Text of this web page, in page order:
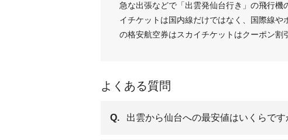
急な出張などで「出雲発仙台行き」の飛行
イチケットは国内線だけではなく、国際線や
の格安航空券はスカイチケットはクーポン割
よくある質問
Q. 出雲から仙台への最安値はいくらです